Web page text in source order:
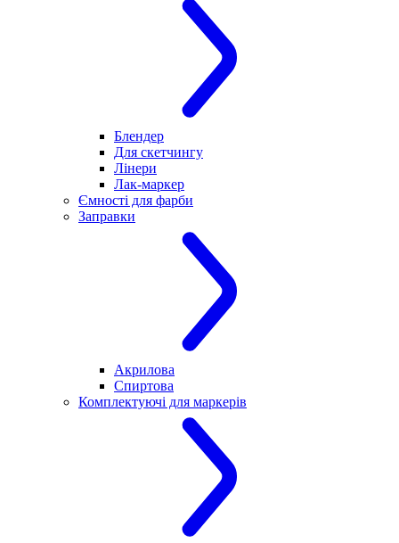
Блендер
Для скетчингу
Лінери
Лак-маркер
Ємності для фарби
Заправки
Акрилова
Спиртова
Комплектуючі для маркерів